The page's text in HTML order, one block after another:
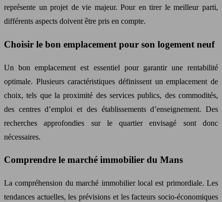
représente un projet de vie majeur. Pour en tirer le meilleur parti,
différents aspects doivent être pris en compte.
Choisir le bon emplacement pour son logement neuf
Un bon emplacement est essentiel pour garantir une rentabilité
optimale. Plusieurs caractéristiques définissent un emplacement de
choix, tels que la proximité des services publics, des commodités,
des centres d’emploi et des établissements d’enseignement. Des
recherches approfondies sur le quartier envisagé sont donc
nécessaires.
Comprendre le marché immobilier du Mans
La compréhension du marché immobilier local est primordiale. Les
tendances actuelles, les prévisions et les facteurs socio-économiques